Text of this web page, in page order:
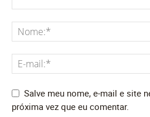
Salve meu nome, e-mail e site
próxima vez que eu comentar.